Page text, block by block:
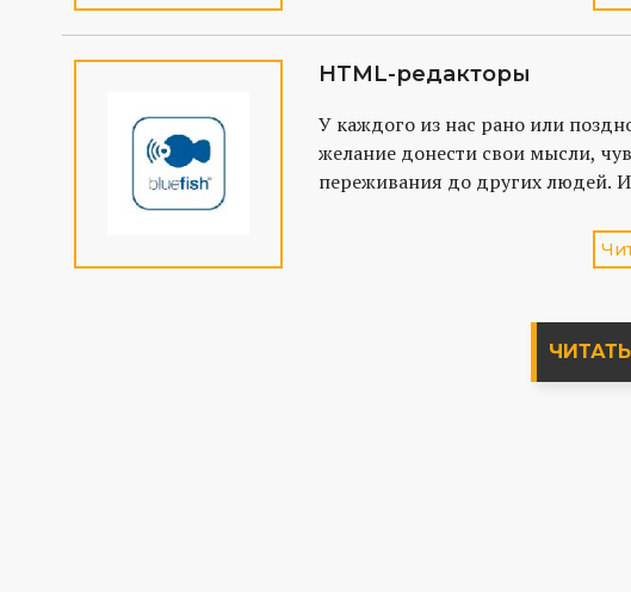
HTML-редакторы
У каждого из нас рано или
желание донести свои мысли,
переживания до других людей.
это является, пожалуй,
страничка. Вопрос только в